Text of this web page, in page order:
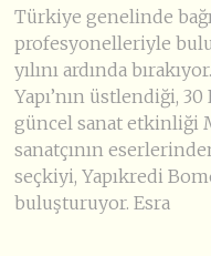
Türkiye genelinde
profesyonelleriyle
yılını ardında
Yapı’nın üstlendiği,
güncel sanat etkinliği
sanatçının
seçkiyi, Yapıkredi
buluşturuyor. Esra